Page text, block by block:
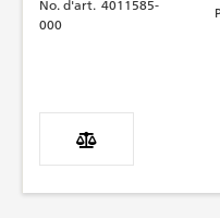
No. d'art. 4011585-
000